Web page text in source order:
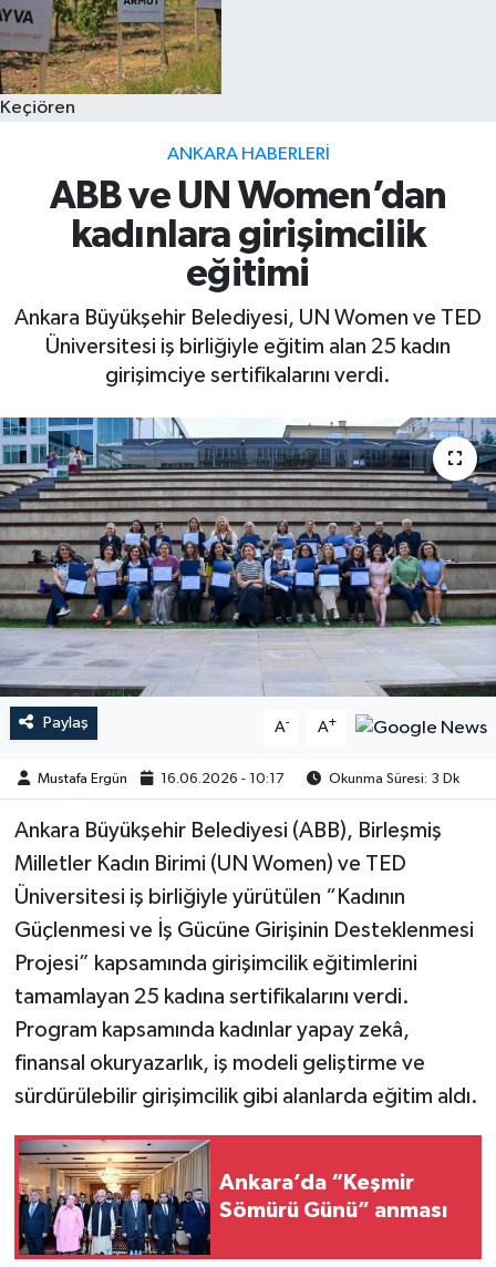
Keçiören
ANKARA HABERLERI
ABB ve UN Women’dan
kadınlara girişimcilik
eğitimi
Ankara Büyükşehir Belediyesi, UN Women ve TED
Üniversitesi iş birliğiyle eğitim alan 25 kadın
girişimciye sertifikalarını verdi.
Paylaş A- A+
Mustafa Ergün 16.06.2026 - 10:17 Okunma Süresi: 3 Dk
​​​​​​Ankara Büyükşehir Belediyesi (ABB), Birleşmiş
Milletler Kadın Birimi (UN Women) ve TED
Üniversitesi iş birliğiyle yürütülen “Kadının
Güçlenmesi ve İş Gücüne Girişinin Desteklenmesi
Projesi” kapsamında girişimcilik eğitimlerini
tamamlayan 25 kadına sertifikalarını verdi.
Program kapsamında kadınlar yapay zekâ,
finansal okuryazarlık, iş modeli geliştirme ve
sürdürülebilir girişimcilik gibi alanlarda eğitim aldı.
Ankara’da “Keşmir
Sömürü Günü” anması